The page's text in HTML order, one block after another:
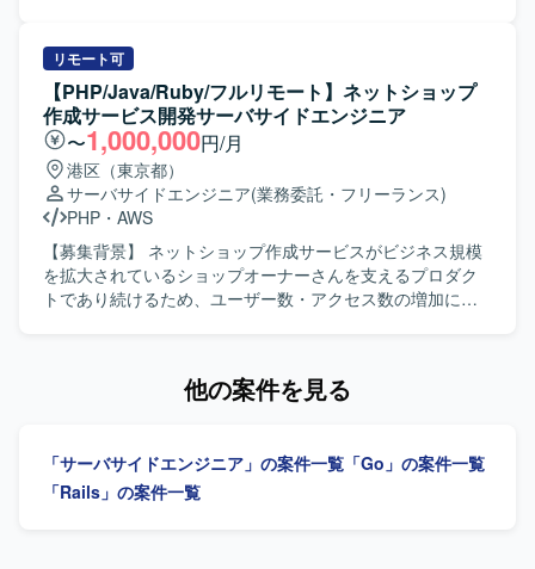
パスも視野に入れて経験を積んでいただけます。 【開発環
境】 言語はGoを中心に、インフラにはGoogle
Cloud（Cloud Run、Cloud Spanner、Pub/Subなど）を利
用しています。通信にはgRPCとProtocol Buffersを用い、
CI/CDにはGitHub ActionsとCloud Buildを採用しています。
構成管理はTerraform、モニタリングはCloud Monitoring、
Cloud Logging、Cloud Trace、分析基盤にはBigQueryと
Looker Studioを活用しています。AI/LLMツールとして
Claude、Codex、Cursor、Gemini、GitHub Copilotなどを
利用し、GitHub、Slack、Notion、Figmaなどのツールと組
み合わせてアジャイル開発を行っています。
長期的に参画いただける方を求めております。複数のエン
ジニア、PdM、デザイナーと密に協働しながら開発を進め
る環境のため、コラボレーションとコミュニケーションを
大切にし、自発的に周囲と連携しながら課題解決に取り組
める方にマッチいたします。 明確なアーキテクチャが存在
しない状況でも、業務の背景や全体像を把握したうえで自
ら考えて推進できる方や、各案件について表層的な機能理
解にとどまらず、用いられている技術や直面した課題、そ
の対応策といった思考プロセスまで踏み込んで考えられる
方を歓迎いたします。 【ポジションの魅力】 グロース型の
小規模案件が多く、事業やプロダクトへの理解を深めなが
した経験を積むことができ、アーキテクチャ選定やパフォ
通じて、技術的リードやチームビルディングのスキルも磨
いていただけます。 【開発環境】 バックエンドはRuby、
Ruby on RailsおよびVue.jsを用いた自社プロダクト・AIツ
ールのフロントエンドおよびバックエンド開発を担当し、
クライアントの声を直接反映させる形で商品の改良設計を
進めていただきます。GCP（Vertex AI等）やAIコーディン
グツールを組み合わせた先進的なAI機能の実装に携わり、3
～5人程度のチームでアジャイルな機能開発およびコード管
理・プロジェクト推進を行っていただきます。要件定義か
ら基本設計、詳細設計、実装、テスト、運用・保守、プロ
ダクト改良まで一貫して関わっていただきます。 【求める
人物像】 システム全体の設計や仕組みづくり、アーキテク
チャの選定に主体的に挑戦したい方を求めています。新し
味・関心をお持ちの方を歓迎いたします。 【ポジションの
ことができます。スタートアップならではのスピード感の
中で、クライアントの声を直接プロダクトに反映させる経
リモート可
【PHP/Java/Ruby/フルリモート】ネットショップ
作成サービス開発サーバサイドエンジニア
〜1,000,000円/月
港区（東京都）
サーバサイドエンジニア(業務委託・フリーランス)
PHP ・ AWS
【募集背景】 ネットショップ作成サービスがビジネス規模
を拡大されているショップオーナーさんを支えるプロダク
トであり続けるため、ユーザー数・アクセス数の増加に対
発プロジェクトにおけるアプリケーション開発をご担当い
中心に、興味やご経験に応じてフロントエンド開発もお任
せいたします。ユーザーからのフィードバックに基づく改
他の案件を見る
「サーバサイドエンジニア」の案件一覧 「Go」の案件一覧
「Rails」の案件一覧